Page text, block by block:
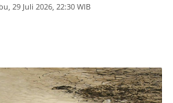
29 Juli 2026, 22:30 WIB